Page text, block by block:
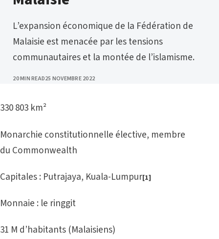
L’expansion économique de la Fédération de
Malaisie est menacée par les tensions
communautaires et la montée de l’islamisme.
20 MIN READPUBLISHED
25 NOVEMBRE 2022
330 803 km²
Monarchie constitutionnelle élective, membre
du Commonwealth
Capitales : Putrajaya, Kuala-Lumpur[1]
Monnaie : le ringgit
31 M d’habitants (Malaisiens)